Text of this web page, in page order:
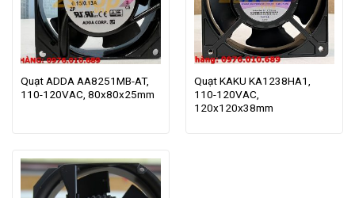
Quạt ADDA AA8251MB-AT,
110-120VAC, 80x80x25mm
Quạt KAKU KA1238HA1,
110-120VAC,
120x120x38mm